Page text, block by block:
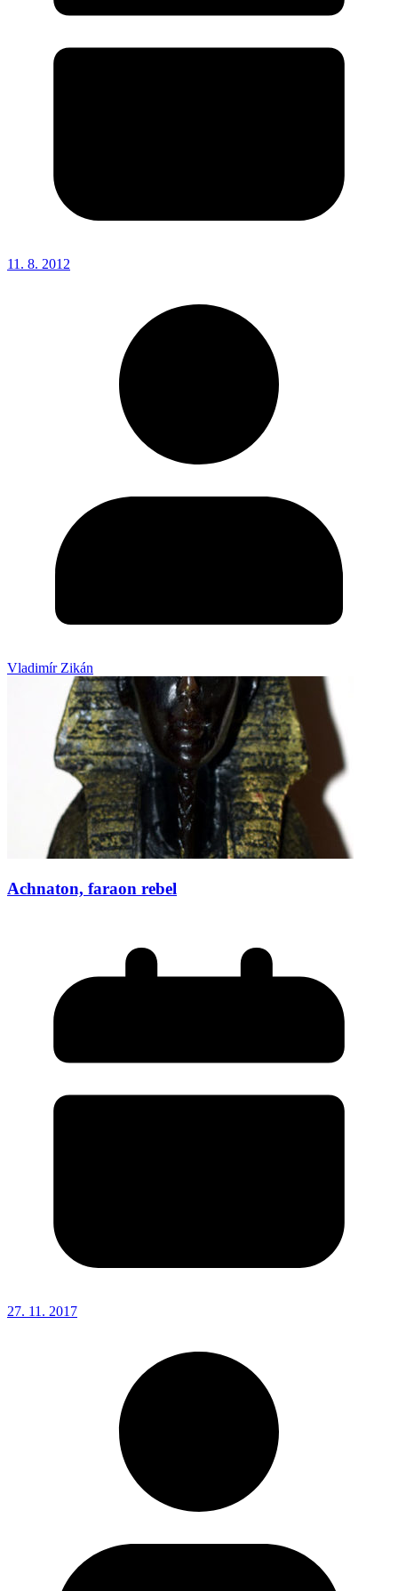
11. 8. 2012
Vladimír Zikán
Achnaton, faraon rebel
27. 11. 2017